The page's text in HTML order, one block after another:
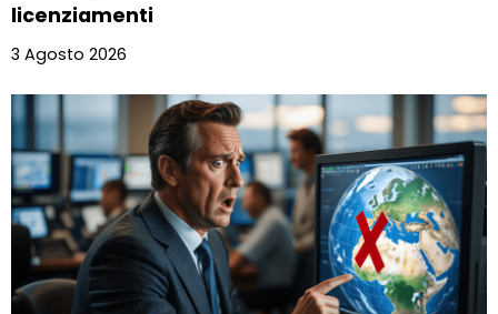
licenziamenti
3 Agosto 2026